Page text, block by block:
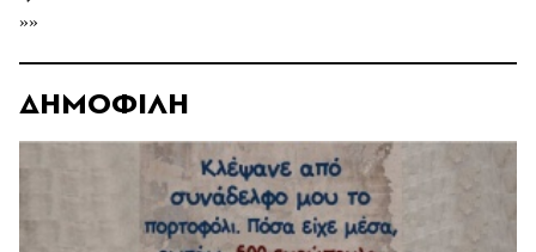
»»
ΔΗΜΟΦΙΛΗ